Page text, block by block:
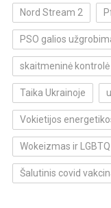
Nord Stream 2
PSO galios
skaitmeninė kontrolė
Taika Ukrainoje
Vokietijos
Wokeizmas ir
Šalutinis covid